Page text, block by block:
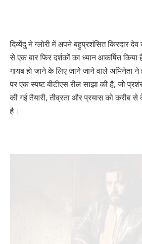
दिव्येंदु ने ग्लोरी में अपने बहुप्रशंसित किरदार
से एक बार फिर दर्शकों का ध्यान आकर्षित
गायब हो जाने के लिए जाने जाने वाले अभिनेता ने
पर एक स्पष्ट बीटीएस रील साझा की है, जो
की गई तैयारी, तीव्रता और प्रयास को करीब
है।